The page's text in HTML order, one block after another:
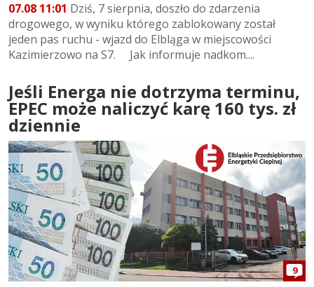
07.08 11:01 Dziś, 7 sierpnia, doszło do zdarzenia
drogowego, w wyniku którego zablokowany został
jeden pas ruchu - wjazd do Elbląga w miejscowości
Kazimierzowo na S7. Jak informuje nadkom....
Jeśli Energa nie dotrzyma terminu,
EPEC może naliczyć karę 160 tys. zł
dziennie
9